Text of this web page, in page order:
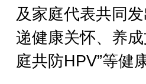
及家庭代表共同
递健康关怀、养
庭共防HPV”等健